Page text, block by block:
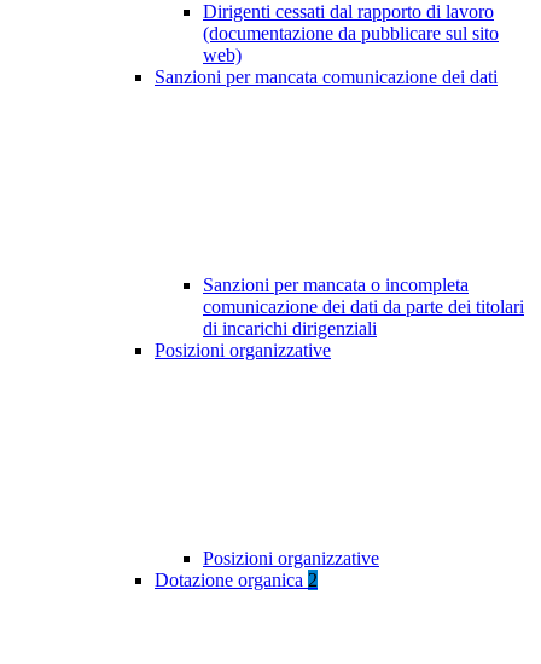
Dirigenti cessati dal rapporto di lavoro
(documentazione da pubblicare sul sito
web)
Sanzioni per mancata comunicazione dei dati
Sanzioni per mancata o incompleta
comunicazione dei dati da parte dei titolari
di incarichi dirigenziali
Posizioni organizzative
Posizioni organizzative
Dotazione organica 2